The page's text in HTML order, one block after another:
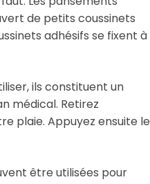
de petits coussinets
adhésifs se fixent à
ils constituent un
médical. Retirez
plaie. Appuyez ensuite le
être utilisées pour